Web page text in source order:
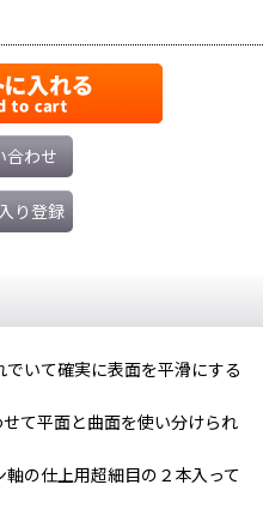
合わせ
り登録
いて確実に表面を平滑にする
て平面と曲面を使い分けられ
の仕上用超細目の２本入って